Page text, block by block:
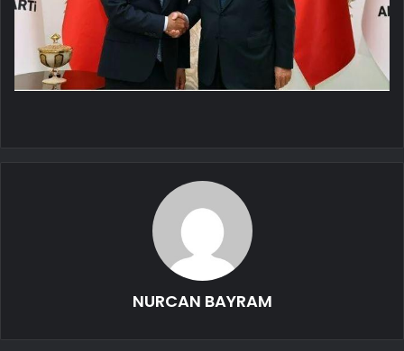
NURCAN BAYRAM